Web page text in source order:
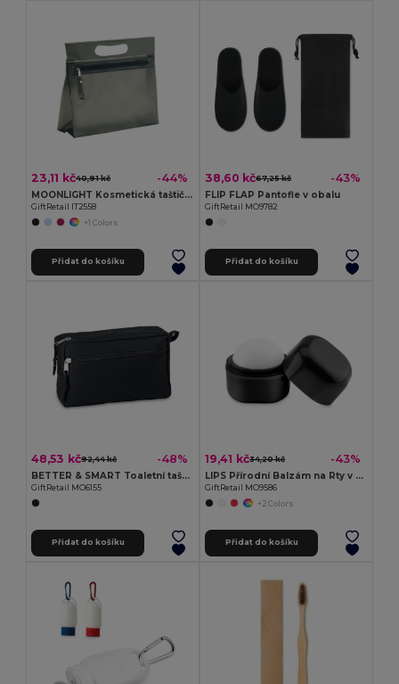
23,11 kč40,91 kč -44%
MOONLIGHT Kosmetická taštička
GiftRetail IT2558
+1 Colors
Přidat do košíku
38,60 kč67,25 kč -43%
FLIP FLAP Pantofle v obalu
GiftRetail MO9782
Přidat do košíku
48,53 kč92,44 kč -48%
BETTER & SMART Toaletní taška z RPET
GiftRetail MO6155
Přidat do košíku
19,41 kč34,20 kč -43%
LIPS Přírodní Balzám na Rty v Elegantní Kostce
GiftRetail MO9586
+2 Colors
Přidat do košíku